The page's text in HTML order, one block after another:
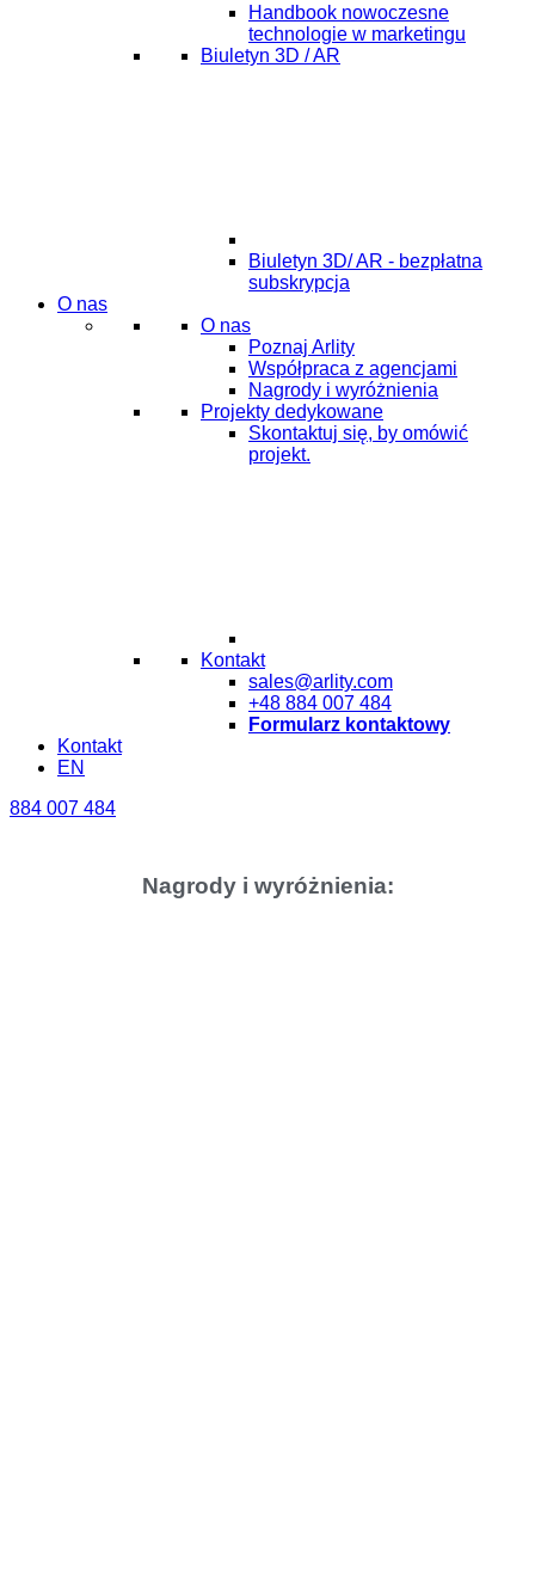
Handbook nowoczesne
technologie w marketingu
Biuletyn 3D / AR
Biuletyn 3D/ AR - bezpłatna
subskrypcja
O nas
O nas
Poznaj Arlity
Współpraca z agencjami
Nagrody i wyróżnienia
Projekty dedykowane
Skontaktuj się, by omówić
projekt.
Kontakt
sales@arlity.com
+48 884 007 484
Formularz kontaktowy
Kontakt
EN
884 007 484
Nagrody i wyróżnienia: